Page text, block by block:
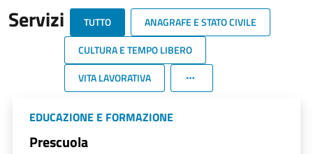
Servizi TUTTO
ANAGRAFE E STATO CIVILE
CULTURA E TEMPO LIBERO
VITA LAVORATIVA
EDUCAZIONE E FORMAZIONE
Prescuola